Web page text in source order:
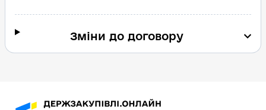
Зміни до договору